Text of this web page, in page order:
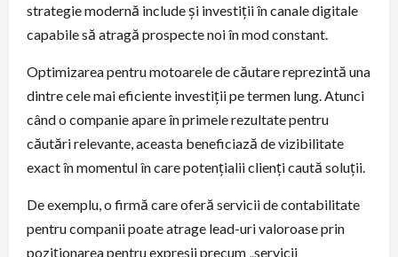
strategie modernă include și investiții în canale digitale
capabile să atragă prospecte noi în mod constant.
Optimizarea pentru motoarele de căutare reprezintă una
dintre cele mai eficiente investiții pe termen lung. Atunci
când o companie apare în primele rezultate pentru
căutări relevante, aceasta beneficiază de vizibilitate
exact în momentul în care potențialii clienți caută soluții.
De exemplu, o firmă care oferă servicii de contabilitate
pentru companii poate atrage lead-uri valoroase prin
poziționarea pentru expresii precum „servicii